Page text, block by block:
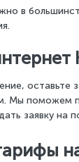
в
оставьте
Мы поможем
заявку на